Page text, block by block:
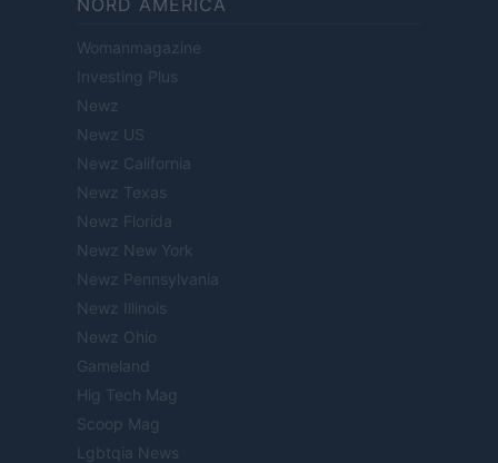
Womanmagazine
Investing Plus
Newz
Newz US
Newz California
Newz Texas
Newz Florida
Newz New York
Newz Pennsylvania
Newz Illinois
Newz Ohio
Gameland
Hig Tech Mag
Scoop Mag
Lgbtqia News